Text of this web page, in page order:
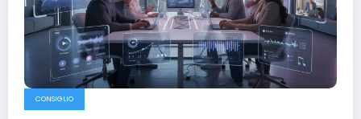
CONSIGLIO